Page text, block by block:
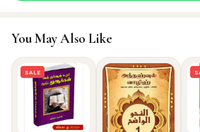
You May Also Like
SALE